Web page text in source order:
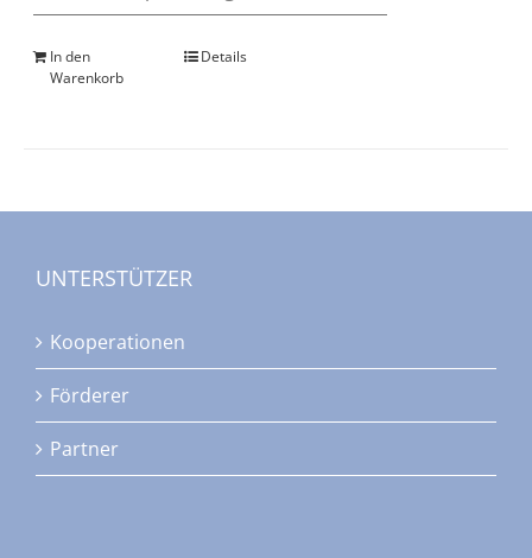
In den
Warenkorb
Details
UNTERSTÜTZER
Kooperationen
Förderer
Partner